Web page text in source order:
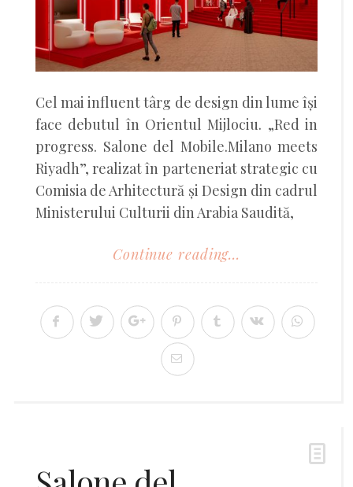
Cel mai influent târg de design din lume își
face debutul în Orientul Mijlociu. „Red in
progress. Salone del Mobile.Milano meets
Riyadh”, realizat în parteneriat strategic cu
Comisia de Arhitectură și Design din cadrul
Ministerului Culturii din Arabia Saudită,
Continue reading...